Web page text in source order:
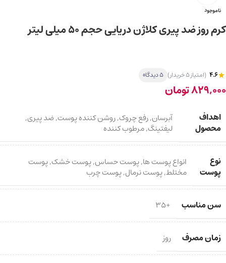
ناموجود
کرم روز ضد پیری کلاژن دریایی حجم ۵۰ میلی لیتر
4.6 (امتیاز 5 خریدار) 5 دیدگاه
829,000تومان
اهداف
محصول
آبرسان,رفع چروک,روشن کننده پوست,ضد پیری,
لیفتینگ,مرطوب کننده
نوع
پوست
انواع پوست ها,پوست حساس,پوست خشک,پوست
مختلط,پوست نرمال,پوست چرب
سن مناسب +35
زمان مصرف روز